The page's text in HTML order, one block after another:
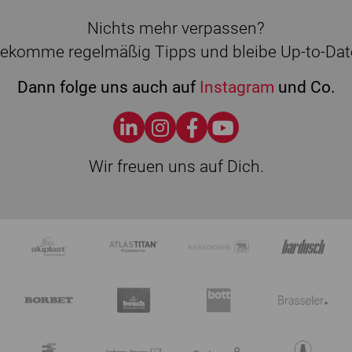
Nichts mehr verpassen?
regelmäßig Tipps und bleibe Up-to-
Dann folge uns auch auf Instagram und Co.
Wir freuen uns auf Dich.